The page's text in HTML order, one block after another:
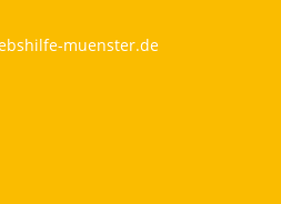
muenster.de